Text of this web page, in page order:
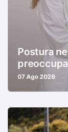
Postura
07 Ago 2026